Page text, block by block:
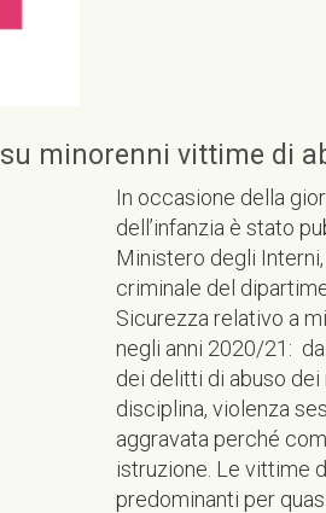
minorenni vittime di
In occasione della
dell’infanzia è stato
Ministero degli
criminale del
Sicurezza relativo a
negli anni 2020/21:
dei delitti di abuso
disciplina, violenza
aggravata perché
istruzione. Le vittime
predominanti per